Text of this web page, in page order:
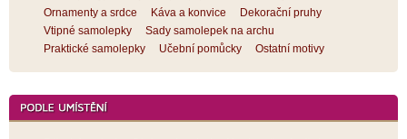
Ornamenty a srdce
Káva a konvice
Dekorační pruhy
Vtipné samolepky
Sady samolepek na archu
Praktické samolepky
Učební pomůcky Ostatní motivy